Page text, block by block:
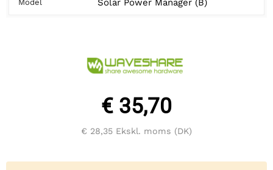
Model
€ 35,70
€ 28,35 Ekskl. moms (DK)